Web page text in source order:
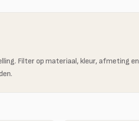
Filter op materiaal, kleur, afmeting en